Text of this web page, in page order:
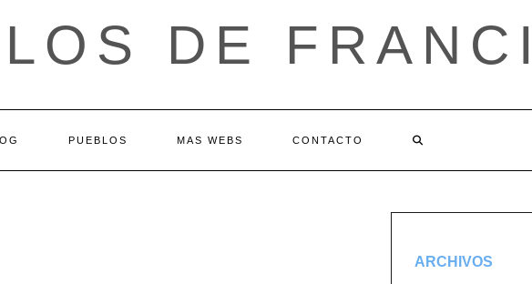
DE
PUEBLOS MAS WEBS CONTACTO
ARCHIVOS